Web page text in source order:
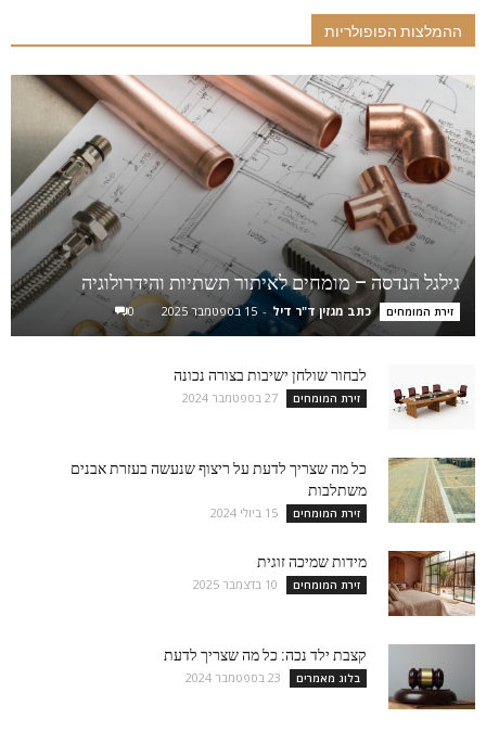
ההמלצות הפופולריות
גילגל הנדסה – מומחים לאיתור תשתיות והידרולוגיה
זירת המומחים כתב מגזין ד"ר דיל - 15 בספטמבר 2025 0
לבחור שולחן ישיבות בצורה נכונה
זירת המומחים 27 בספטמבר 2024
כל מה שצריך לדעת על ריצוף שנעשה בעזרת אבנים
משתלבות
זירת המומחים 15 ביולי 2024
מידות שמיכה זוגית
זירת המומחים 10 בדצמבר 2025
קצבת ילד נכה: כל מה שצריך לדעת
בלוג מאמרים 23 בספטמבר 2024